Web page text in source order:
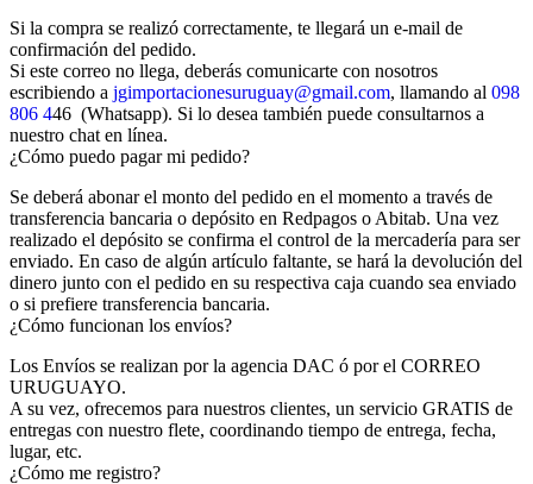
Si la compra se realizó correctamente, te llegará un e-mail de
confirmación del pedido.
Si este correo no llega, deberás comunicarte con nosotros
escribiendo a jgimportacionesuruguay@gmail.com, llamando al 098
806 446 (Whatsapp). Si lo desea también puede consultarnos a
nuestro chat en línea.
¿Cómo puedo pagar mi pedido?
Se deberá abonar el monto del pedido en el momento a través de
transferencia bancaria o depósito en Redpagos o Abitab. Una vez
realizado el depósito se confirma el control de la mercadería para ser
enviado. En caso de algún artículo faltante, se hará la devolución del
dinero junto con el pedido en su respectiva caja cuando sea enviado
o si prefiere transferencia bancaria.
¿Cómo funcionan los envíos?
Los Envíos se realizan por la agencia DAC ó por el CORREO
URUGUAYO.
A su vez, ofrecemos para nuestros clientes, un servicio GRATIS de
entregas con nuestro flete, coordinando tiempo de entrega, fecha,
lugar, etc.
¿Cómo me registro?